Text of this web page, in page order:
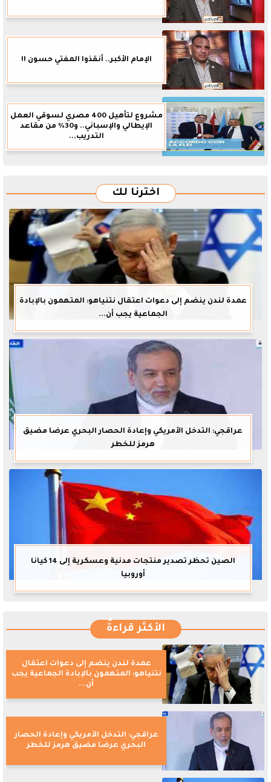
الإمام الأكبر.. أنقذوا المفتي حسون !!
مشروع لتأهيل 400 مصري لسوقي العمل
الإيطالي والإسباني.. و30% من مقاعد
التدريب...
اخترنا لك
عمدة لندن ينضم إلى دعوات اعتقال نتنياهو: المتهمون بالإبادة
الجماعية يجب أن...
عراقجي: التدخل الأمريكي وإعادة الحصار البحري عرضا مضيق
هرمز للخطر
الصين تحظر تصدير منتجات مدنية وعسكرية إلى 14 كيانا
أوروبيا
الأكثر قراءةً
عمدة لندن ينضم إلى دعوات اعتقال
نتنياهو: المتهمون بالإبادة الجماعية يجب
أن...
عراقجي: التدخل الأمريكي وإعادة الحصار
البحري عرضا مضيق هرمز للخطر